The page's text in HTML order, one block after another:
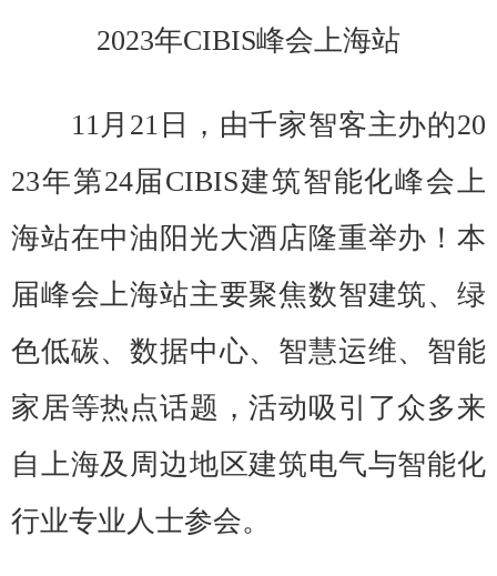
2023年CIBIS峰会上海站
11月21日，由千家智客主办的20
23年第24届CIBIS建筑智能化峰会上
海站在中油阳光大酒店隆重举办！本
届峰会上海站主要聚焦数智建筑、绿
色低碳、数据中心、智慧运维、智能
家居等热点话题，活动吸引了众多来
自上海及周边地区建筑电气与智能化
行业专业人士参会。